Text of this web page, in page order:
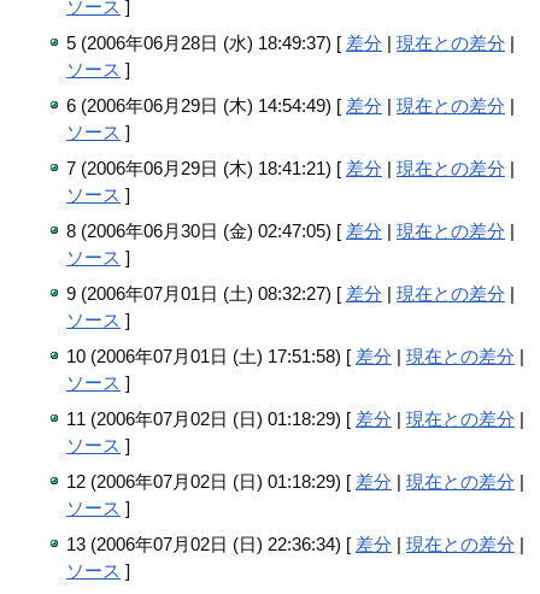
ソース ]
5 (2006年06月28日 (水) 18:49:37) [ 差分 |現在との差分 |
ソース ]
6 (2006年06月29日 (木) 14:54:49) [ 差分 |現在との差分 |
ソース ]
7 (2006年06月29日 (木) 18:41:21) [ 差分 |現在との差分 |
ソース ]
8 (2006年06月30日 (金) 02:47:05) [ 差分 |現在との差分 |
ソース ]
9 (2006年07月01日 (土) 08:32:27) [ 差分 |現在との差分 |
ソース ]
10 (2006年07月01日 (土) 17:51:58) [ 差分 |現在との差分 |
ソース ]
11 (2006年07月02日 (日) 01:18:29) [ 差分 |現在との差分 |
ソース ]
12 (2006年07月02日 (日) 01:18:29) [ 差分 |現在との差分 |
ソース ]
13 (2006年07月02日 (日) 22:36:34) [ 差分 |現在との差分 |
ソース ]